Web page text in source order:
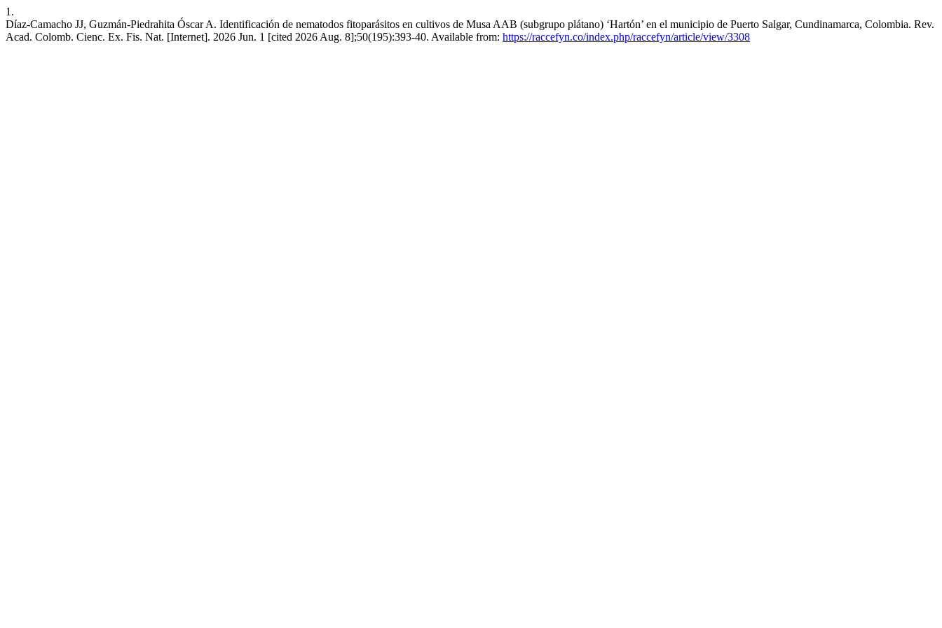
1.
Díaz-Camacho JJ, Guzmán-Piedrahita Óscar A. Identificación de nematodos fitoparásitos en cultivos de Musa AAB (subgrupo plátano) ‘Hartón’ en el municipio de Puerto Salgar, Cundinamarca, Colombia. Rev.
Acad. Colomb. Cienc. Ex. Fis. Nat. [Internet]. 2026 Jun. 1 [cited 2026 Aug. 8];50(195):393-40. Available from: https://raccefyn.co/index.php/raccefyn/article/view/3308